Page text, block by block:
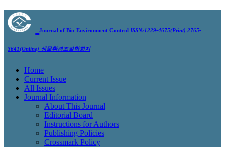
Journal of Bio-Environment Control ISSN:1229-4675(Print) 2765-
3641(Online) 생물환경조절학회지
Home
Current Issue
All Issues
Journal Information
About This Journal
Editorial Board
Instructions for Authors
Publishing Policies
Crossmark Policy